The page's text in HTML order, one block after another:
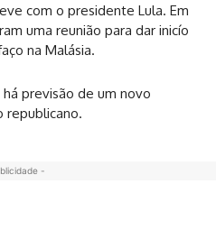
com o presidente Lula. Em
uma reunião para dar inicío
na Malásia.
previsão de um novo
republicano.
-